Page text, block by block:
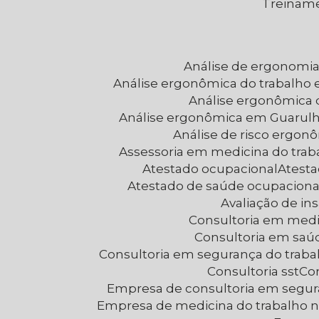
Análise de ergonomia
Análise ergonômica do trabalho
Análise
Análise ergonômica em
Análise de risco
Assessoria em medicina do
Atestado ocupacional
Atestado de saúde
Avaliação de
Consultoria em
Consultoria em
Consultoria em segurança do
Consultoria sst
Empresa de consultoria em
Empresa de medicina do trabalho